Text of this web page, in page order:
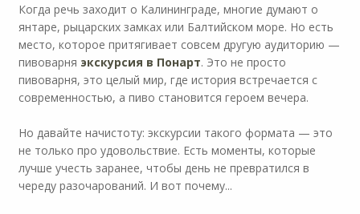
Когда речь заходит о Калининграде, многие думают о
янтаре, рыцарских замках или Балтийском море. Но есть
место, которое притягивает совсем другую аудиторию —
пивоварня экскурсия в Понарт. Это не просто
пивоварня, это целый мир, где история встречается с
современностью, а пиво становится героем вечера.
Но давайте начистоту: экскурсии такого формата — это
не только про удовольствие. Есть моменты, которые
лучше учесть заранее, чтобы день не превратился в
череду разочарований. И вот почему...